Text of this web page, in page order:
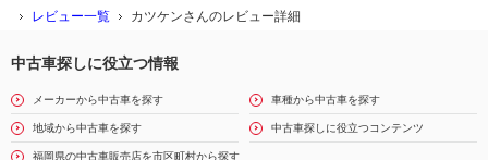
レビュー一覧
カツケンさんのレビュー詳細
中古車探しに役立つ情報
メーカーから中古車を探す 車種から中古車を探す
地域から中古車を探す 中古車探しに役立つコンテンツ
福岡県の中古車販売店を市区町村から探す